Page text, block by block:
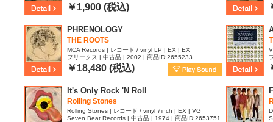
￥1,900 (税込)
|
PHRENOLOGY
THE ROOTS
MCA Records | レコード / vinyl LP | EX | EX
フリークス | 中古品 | 2002 | 商品ID:2655233
￥18,480 (税込)
It's Only Rock 'N Roll
Rolling Stones
Rolling Stones | レコード / vinyl 7inch | EX | VG
Seven Beat Records | 中古品 | 1974 | 商品ID:2653751